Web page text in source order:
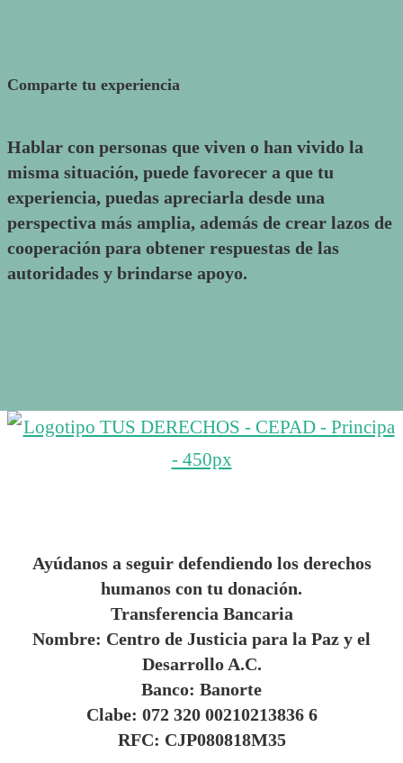
Comparte tu experiencia
Hablar con personas que viven o han vivido la
misma situación, puede favorecer a que tu
experiencia, puedas apreciarla desde una
perspectiva más amplia, además de crear lazos de
cooperación para obtener respuestas de las
autoridades y brindarse apoyo.
Ayúdanos a seguir defendiendo los derechos
humanos con tu donación.
Transferencia Bancaria
Nombre: Centro de Justicia para la Paz y el
Desarrollo A.C.
Banco: Banorte
Clabe: 072 320 00210213836 6
RFC: CJP080818M35